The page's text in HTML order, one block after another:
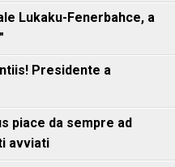
Lukaku-Fenerbahce, a
Presidente a
piace da sempre ad
avviati